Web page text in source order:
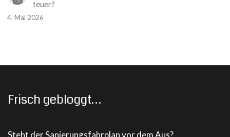
teuer?
4. Mai 2026
Frisch gebloggt…
Steht der Sanierungsfahrplan vor dem Aus?